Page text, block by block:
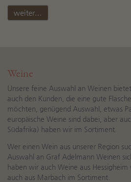
weiter...
Weine
Unsere feine Auswahl an Weinen
auch den Kunden, die eine gute
möchten, genügend Auswahl, etwas
europäische Weine sind dabei, aber
Südafrika) haben wir im Sortiment.
Wer einen Wein aus unserer Region
Auswahl an Graf Adelmann Weinen
haben wir auch Weine aus Hessigheim
auch aus Marbach im Sortiment.